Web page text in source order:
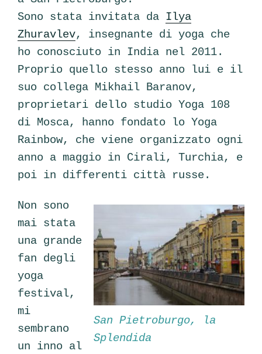
Sono stata invitata da Ilya
Zhuravlev, insegnante di yoga che
ho conosciuto in India nel 2011.
Proprio quello stesso anno lui e il
suo collega Mikhail Baranov,
proprietari dello studio Yoga 108
di Mosca, hanno fondato lo Yoga
Rainbow, che viene organizzato ogni
anno a maggio in Cirali, Turchia, e
poi in differenti città russe.
San Pietroburgo, la
Splendida
Non sono
mai stata
una grande
fan degli
yoga
festival,
mi
sembrano
un inno al